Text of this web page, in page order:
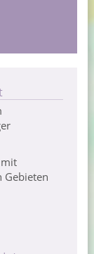
Gebieten